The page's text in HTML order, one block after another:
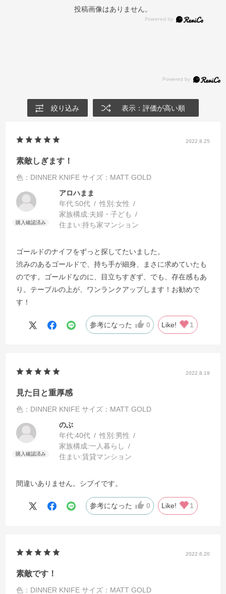
投稿画像はありません。
絞り込み 表示：評価が高い順
2022.8.25
素敵しぎます！
色：DINNER KNIFE サイズ：MATT GOLD
アロハまま
年代:50代 性別:女性
家族構成:夫婦・子ども
住まい:持ち家マンション
ゴールドのナイフをずっと探してたいました。
渋みのあるゴールドで、持ち手が細身、まさに求めていたも
のです。ゴールドなのに、目立ちすぎず、でも、存在感もあ
り。テーブルの上が、ワンランクアップします！お勧めで
す！
参考になった 0 Like! 1
2022.8.19
見た目と重厚感
色：DINNER KNIFE サイズ：MATT GOLD
のぶ
年代:40代 性別:男性
家族構成:一人暮らし
住まい:賃貸マンション
間違いありません。シブイです。
参考になった 0 Like! 1
2022.6.20
素敵です！
色：DINNER KNIFE サイズ：MATT GOLD